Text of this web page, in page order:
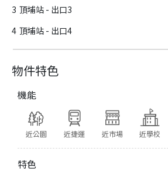
物件特色
機能
近公園 近捷運 近市場 近學校
特色
3 頂埔站 - 出口3
4 頂埔站 - 出口4